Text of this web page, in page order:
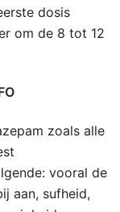
dosis
om de 8 tot 12
zoals alle
vooral de
aan, sufheid,